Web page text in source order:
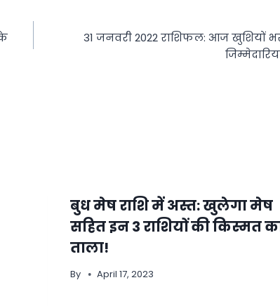
31 जनवरी 2022 राशिफल: आज खुशियों
बुध मेष राशि में अस्त: खुलेगा मेष
सहित इन 3 राशियों की किस्मत
ताला!
By April 17, 2023